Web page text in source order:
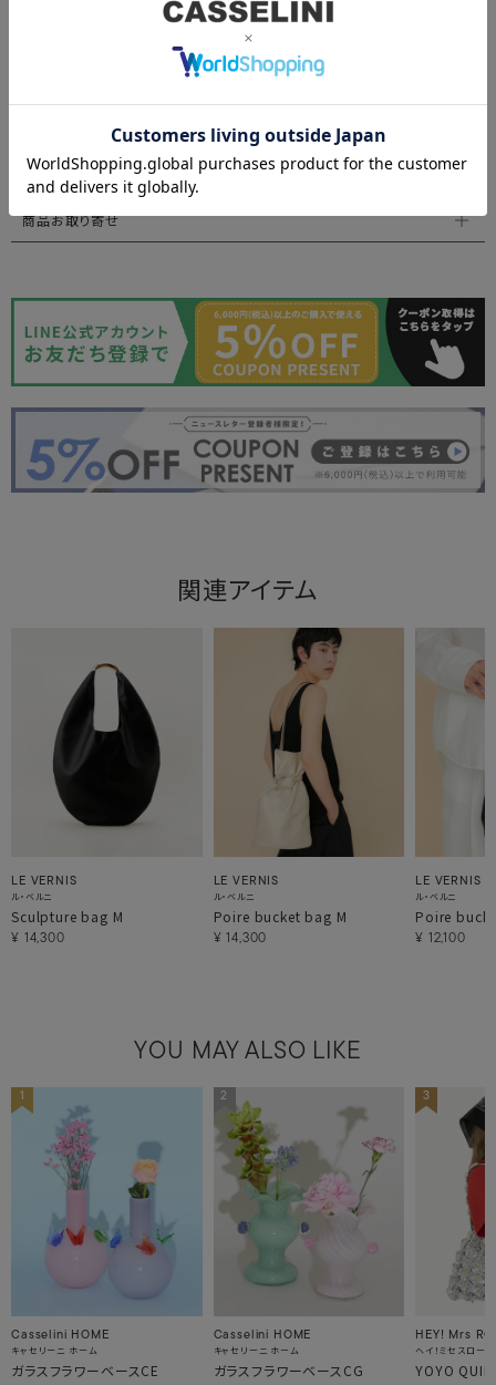
返品・交換について
商品お取り寄せ
関連アイテム
LE VERNIS
ル・ベルニ
Sculpture bag M
¥ 14,300
LE VERNIS
ル・ベルニ
Poire bucket bag M
¥ 14,300
LE VERNIS
ル・ベルニ
Poire
¥ 12,100
YOU MAY ALSO LIKE
1
Casselini HOME
キャセリーニ ホーム
ガラスフラワーベースCE
2
Casselini HOME
キャセリーニ ホーム
ガラスフラワーベースCG
3
HEY! Mrs
ヘイ！ミセスローズ
YOYO